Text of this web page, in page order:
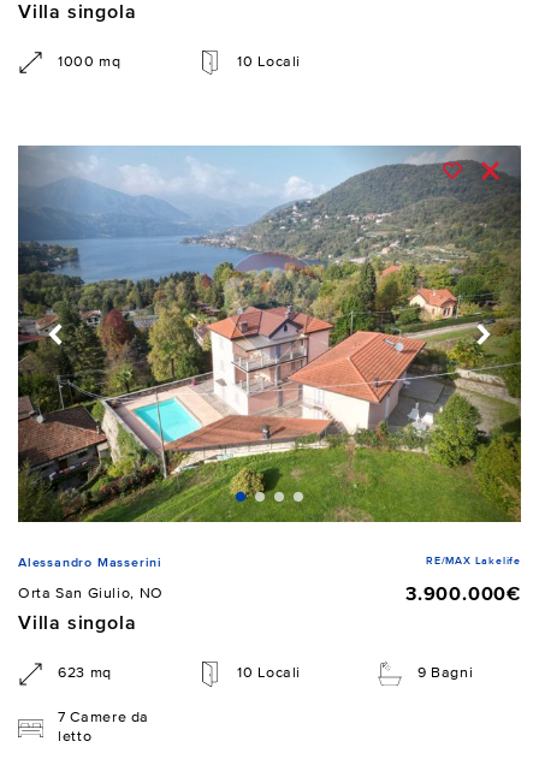
Villa singola
1000 mq 10 Locali
Alessandro Masserini RE/MAX Lakelife
Orta San Giulio, NO
3.900.000€
Villa singola
623 mq 10 Locali 9 Bagni
7 Camere da
letto